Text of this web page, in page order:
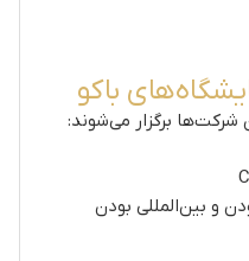
باکو
برگزار می‌شوند:
و بین‌المللی بودن